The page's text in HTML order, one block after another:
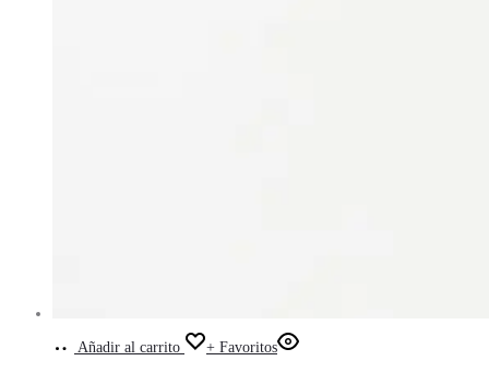
Añadir al carrito + Favoritos